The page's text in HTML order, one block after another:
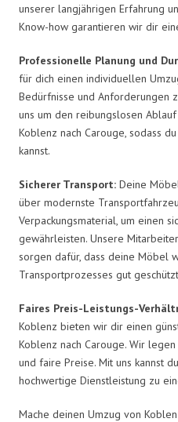
unserer langjährigen Erfahrung
Know-how garantieren wir dir
Professionelle Planung und
für dich einen individuellen
Bedürfnisse und Anforderungen
uns um den reibungslosen
Koblenz nach Carouge, sodass
kannst.
Sicherer Transport: Deine
über modernste
Verpackungsmaterial, um einen
gewährleisten. Unsere
sorgen dafür, dass deine Möbel
Transportprozesses gut
Faires Preis-Leistungs-
Koblenz bieten wir dir einen
Koblenz nach Carouge. Wir
und faire Preise. Mit uns kannst
hochwertige Dienstleistung zu
Mache deinen Umzug von